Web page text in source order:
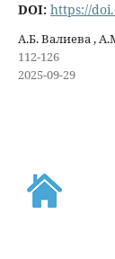
DOI: https://
А.Б. Валиева ,
112-126
2025-09-29